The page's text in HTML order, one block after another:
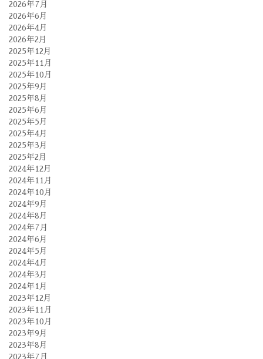
2026年7月
2026年6月
2026年4月
2026年2月
2025年12月
2025年11月
2025年10月
2025年9月
2025年8月
2025年6月
2025年5月
2025年4月
2025年3月
2025年2月
2024年12月
2024年11月
2024年10月
2024年9月
2024年8月
2024年7月
2024年6月
2024年5月
2024年4月
2024年3月
2024年1月
2023年12月
2023年11月
2023年10月
2023年9月
2023年8月
2023年7月